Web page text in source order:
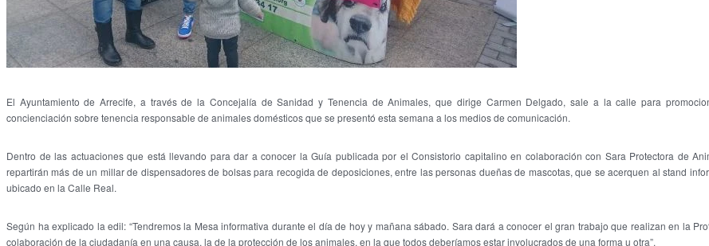
El Ayuntamiento de Arrecife, a través de la Concejalía de Sanidad y Tenencia de Animales, que dirige Carmen Delgado, sale a la calle para
concienciación sobre tenencia responsable de animales domésticos que se presentó esta semana a los medios de comunicación.
Dentro de las actuaciones que está llevando para dar a conocer la Guía publicada por el Consistorio capitalino en colaboración con Sara Protectora de
repartirán más de un millar de dispensadores de bolsas para recogida de deposiciones, entre las personas dueñas de mascotas, que se acerquen al stand
ubicado en la Calle Real.
Según ha explicado la edil: “Tendremos la Mesa informativa durante el día de hoy y mañana sábado. Sara dará a conocer el gran trabajo que realizan en la
colaboración de la ciudadanía en una causa, la de la protección de los animales, en la que todos deberíamos estar involucrados de una forma u otra”.